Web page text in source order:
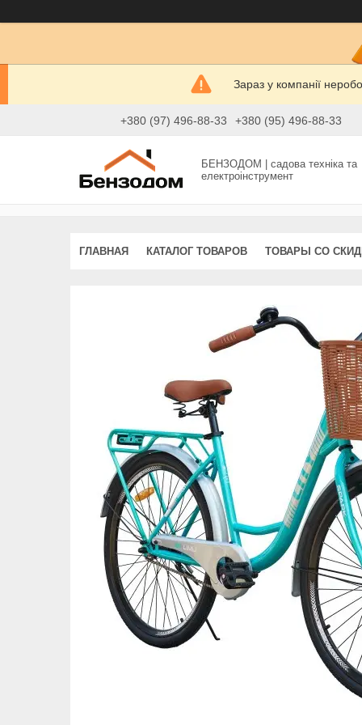
Зараз у компанії
+380 (97) 496-88-33 +380 (95) 496-88-33
БЕНЗОДОМ | садова техніка та
електроінструмент
ГЛАВНАЯ КАТАЛОГ ТОВАРОВ ТОВАРЫ СО